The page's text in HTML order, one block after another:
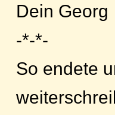
Dein Georg
-*-*-
So endete